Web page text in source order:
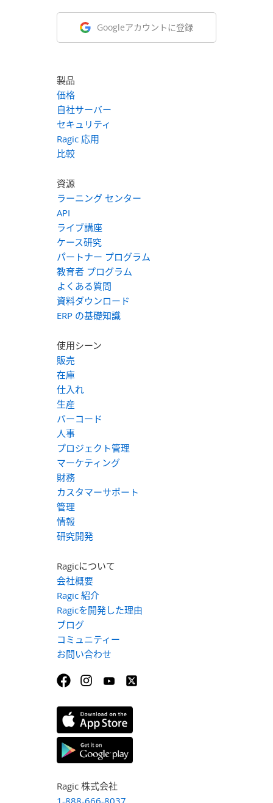
Googleアカウントに登録
製品
価格
自社サーバー
セキュリティ
Ragic 応用
比較
資源
ラーニング センター
API
ライブ講座
ケース研究
パートナー プログラム
教育者 プログラム
よくある質問
資料ダウンロード
ERP の基礎知識
使用シーン
販売
在庫
仕入れ
生産
バーコード
人事
プロジェクト管理
マーケティング
財務
カスタマーサポート
管理
情報
研究開発
Ragicについて
会社概要
Ragic 紹介
Ragicを開発した理由
ブログ
コミュニティー
お問い合わせ
Ragic 株式会社